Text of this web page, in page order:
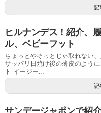
記
ヒルナンデス！紹介、
ル、ベビーフット
ちょっとやそっとじゃ取れない
サッパリ日焼け後の薄皮のよう
ト イージー...
記
サンデージャポンで紹